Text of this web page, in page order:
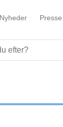
Nyheder Presse